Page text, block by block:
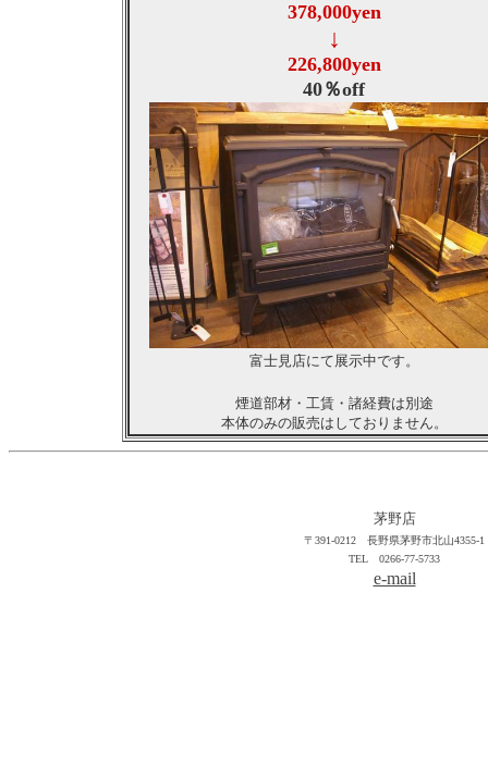
378,000yen
↓
226,800yen
40％off
富士見店にて展示中です。
煙道部材・工賃・諸経費は別途
本体のみの販売はしておりません。
茅野店
〒391-0212 長野県茅野市北山4355-1
TEL 0266-77-5733
e-mail